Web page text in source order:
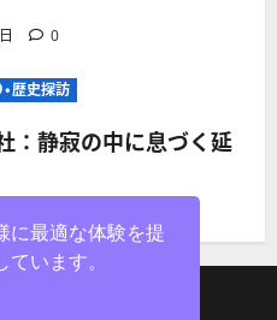
0
歴史探訪
：静寂の中に息づく延
に最適な体験を提
います。